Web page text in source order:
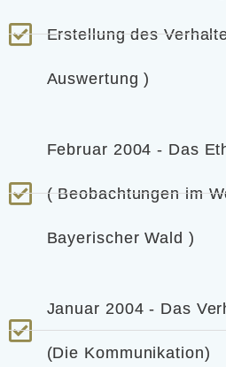
Erstellung des
Auswertung )
Februar 2004 - Das
( Beobachtungen im
Bayerischer Wald )
Januar 2004 - Das
(Die Kommunikation)